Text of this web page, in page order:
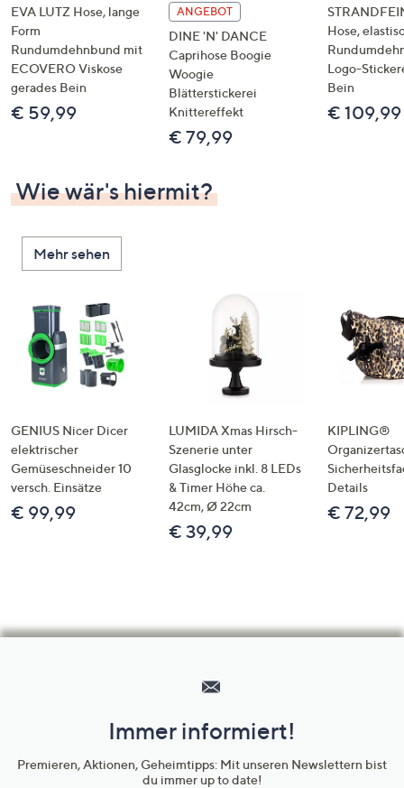
EVA LUTZ Hose, lange
Form
Rundumdehnbund mit
ECOVERO Viskose
gerades Bein
€ 59,99
ANGEBOT
DINE 'N' DANCE
Caprihose Boogie
Woogie
Blätterstickerei
Knittereffekt
€ 79,99
Hose,
Logo-
Bein
€ 109,99
Wie wär's hiermit?
Mehr sehen
GENIUS Nicer Dicer
elektrischer
Gemüseschneider 10
versch. Einsätze
€ 99,99
LUMIDA Xmas Hirsch-
Szenerie unter
Glasglocke inkl. 8 LEDs
& Timer Höhe ca.
42cm, Ø 22cm
€ 39,99
KIPLING®
Details
€ 72,99
Unternehmensinformationen
Immer informiert!
Premieren, Aktionen, Geheimtipps: Mit unseren Newslettern bist
du immer up to date!